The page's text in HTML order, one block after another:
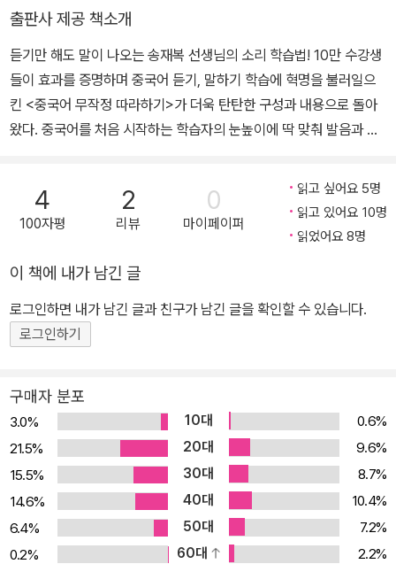
강의 중
출판사 제공 책소개
듣기만 해도 말이 나오는 송재복 선생님의 소리 학습법! 10만 수강생
들이 효과를 증명하며 중국어 듣기, 말하기 학습에 혁명을 불러일으
킨 <중국어 무작정 따라하기>가 더욱 탄탄한 구성과 내용으로 돌아
왔다. 중국어를 처음 시작하는 학습자의 눈높이에 딱 맞춰 발음과 성
내용을 익혀나갈 수 있도록 구성을 새로이 했다. 복습 기능까지 확실
하게 갖춰 책 순서대로만 따라가도 500문장을 듣고 말할 수 있다. ★
500만 명의 독자가 선택한 <무작정 따라하기> 시리즈의 변신! ★
여 새로운 학습 프로그램을 제시합니다. 모든 원고를 독자의 눈높이
에 맞춰 자세하고 친절한 해설로 풀어냈으며, 저자 음성강의, 예문 m
p3 파일 무료 다운로드, ‘무작정 따라하기’ 애플리케이션, 길벗 독자
지원팀 운영 등 더욱 편하고 쉽게 학습할 수 있도록 아낌없는 서비스
강사, 송재복 선생님의 소리 학습법! 듣기만 해도 중국어가 된다! 한
자, 문법 생각만 해도 골치 아프다고요? 무작정 들으세요! 듣고 따라
하다 보면 신기하게 중국어가 튀어나옵니다. 초보자 맞춤형 첫걸음
책! 무조건 많은 내용을 다루기보다는 차근차근 중국어에 익숙해질
수 있도록 꼭 필요한 내용만 단계별로 구성했습니다. 부담을 줄이기
위해 한자는 마지막 마당에서 제시했습니다. 복습까지 완벽하게 책임
진다! 둘째, 셋째마당에서 배운 내용은 마지막 마당에서 완벽하게 복
4
100자평
2
리뷰
0
마이페이퍼
읽고 싶어요 5명
읽고 있어요 10명
읽었어요 8명
이 책에 내가 남긴 글
로그인하면 내가 남긴 글과 친구가 남긴 글을 확인할 수 있습니다.
로그인하기
구매자 분포
3.0% 10대
0.6%
21.5%
20대
9.6%
15.5%
30대
8.7%
14.6%
40대
10.4%
6.4%
50대
7.2%
0.2%
60대
2.2%